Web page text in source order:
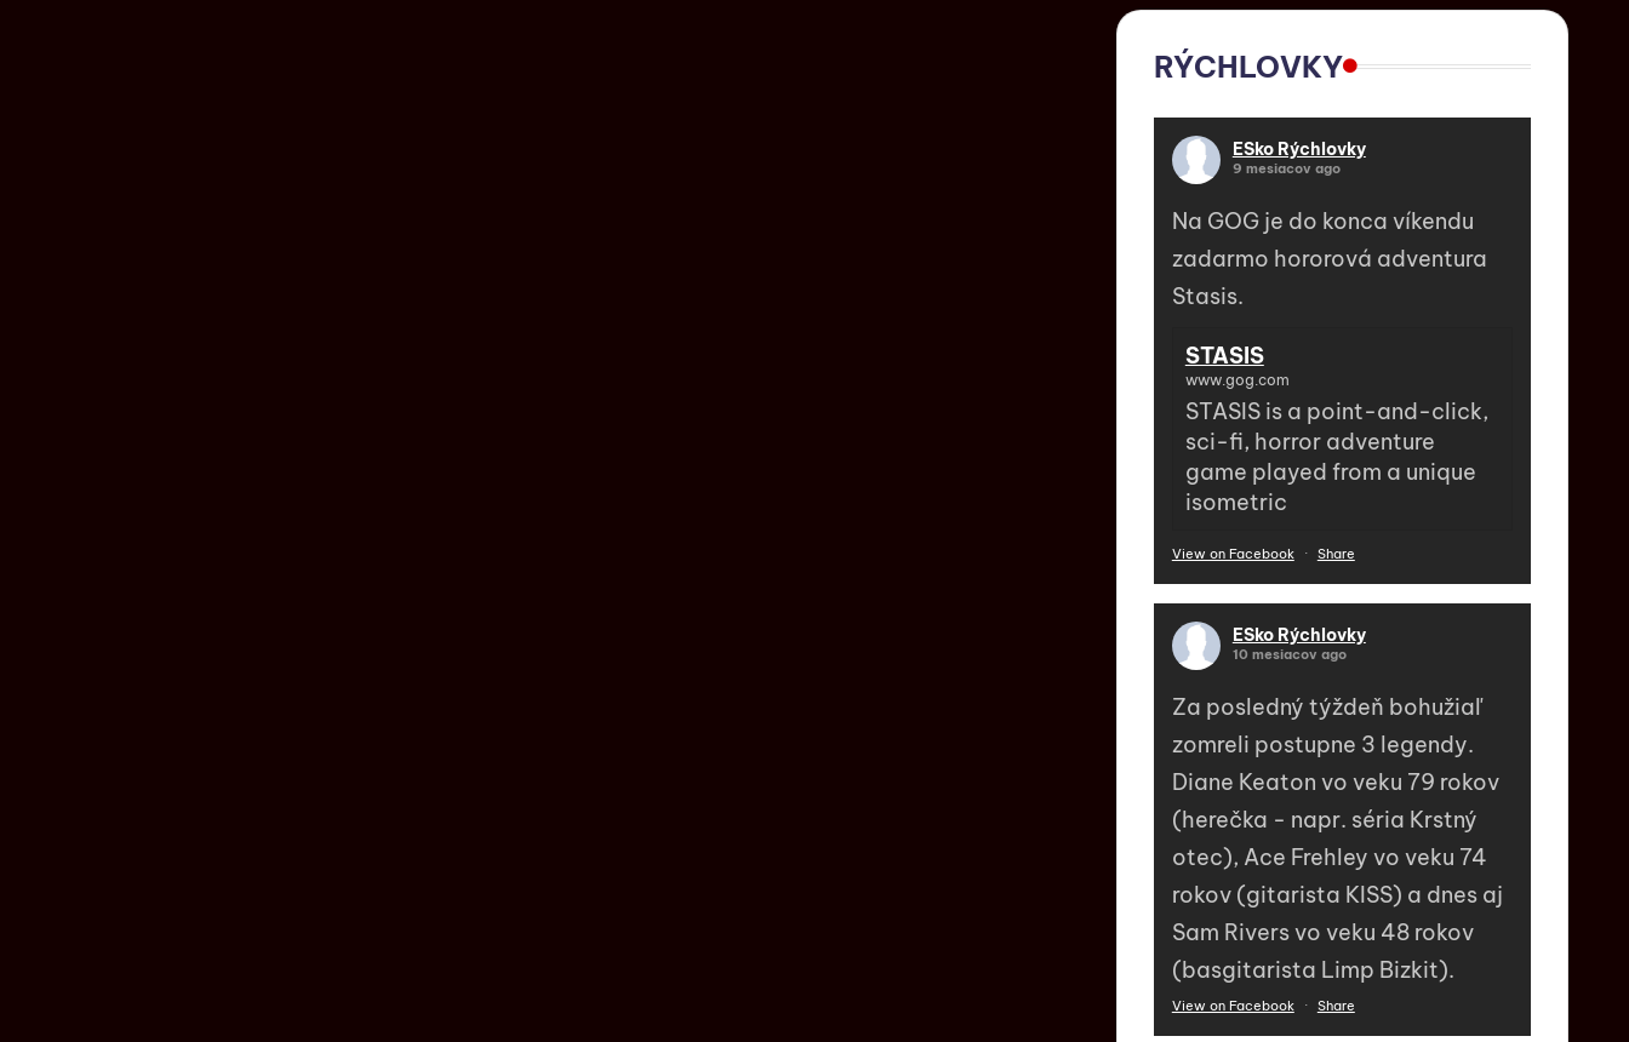
RÝCHLOVKY
ESko Rýchlovky
9 mesiacov ago
Na GOG je do konca víkendu
zadarmo hororová adventura
Stasis.
STASIS
www.gog.com
STASIS is a point-and-click,
sci-fi, horror adventure
game played from a unique
isometric
View on Facebook · Share
ESko Rýchlovky
10 mesiacov ago
Za posledný týždeň bohužiaľ
zomreli postupne 3 legendy.
Diane Keaton vo veku 79 rokov
(herečka - napr. séria Krstný
otec), Ace Frehley vo veku 74
rokov (gitarista KISS) a dnes aj
Sam Rivers vo veku 48 rokov
(basgitarista Limp Bizkit).
View on Facebook · Share